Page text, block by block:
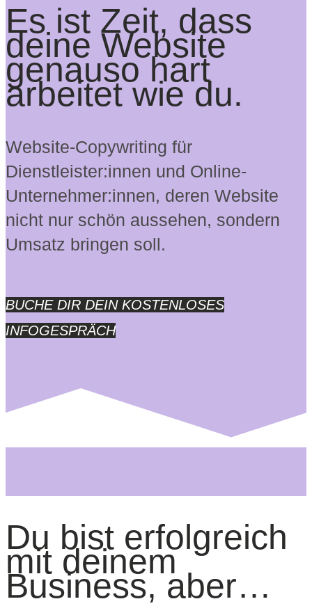
Es ist Zeit, dass
deine Website
genauso hart
arbeitet wie du.
Website-Copywriting für
Dienstleister:innen und Online-
Unternehmer:innen, deren Website
nicht nur schön aussehen, sondern
Umsatz bringen soll.
BUCHE DIR DEIN KOSTENLOSES
INFOGESPRÄCH
Du bist erfolgreich
mit deinem
Business, aber…